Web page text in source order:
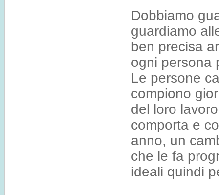
Dobbiamo
guardiamo
ben precisa
ogni persona
Le persone
compiono
del loro
comporta e
anno, un
che le fa
ideali quindi